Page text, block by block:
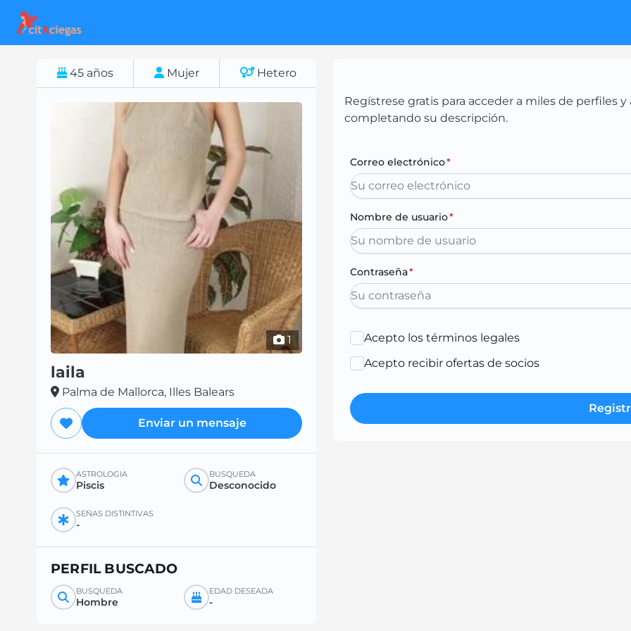
45 años Mujer Hetero
1
laila
Palma de Mallorca, Illes Balears
Enviar un mensaje
ASTROLOGÍA
Piscis
BÚSQUEDA
Desconocido
SEÑAS DISTINTIVAS
-
PERFIL BUSCADO
BÚSQUEDA
Hombre
EDAD DESEADA
-
Regístrese gratis para acceder a miles de perfiles
completando su descripción.
Correo electrónico*
Nombre de usuario*
Contraseña*
Acepto los términos legales
Acepto recibir ofertas de socios